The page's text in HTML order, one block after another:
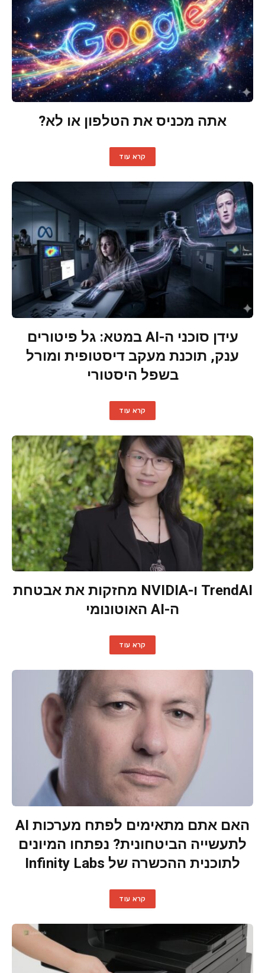
אתה מכניס את הטלפון או לא?
קרא עוד
עידן סוכני ה-AI במטא: גל פיטורים
ענק, תוכנת מעקב דיסטופית ומורל
בשפל היסטורי
קרא עוד
TrendAI ו-NVIDIA מחזקות את אבטחת
ה-AI האוטונומי
קרא עוד
האם אתם מתאימים לפתח מערכות AI
לתעשייה הביטחונית? נפתחו המיונים
לתוכנית ההכשרה של Infinity Labs
קרא עוד